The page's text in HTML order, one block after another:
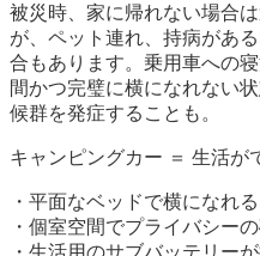
被災時、家に帰れない場合
が、ペット連れ、持病があ
合もあります。乗用車への
間かつ完璧に横になれない
候群を発症することも。
キャンピングカー ＝ 生活が
・平面なベッドで横になれる
・個室空間でプライバシー
・生活用のサブバッテリー